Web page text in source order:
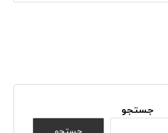
جستجو